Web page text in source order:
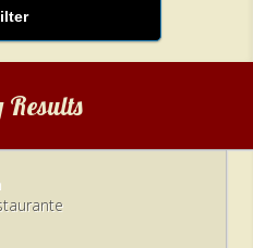
Results